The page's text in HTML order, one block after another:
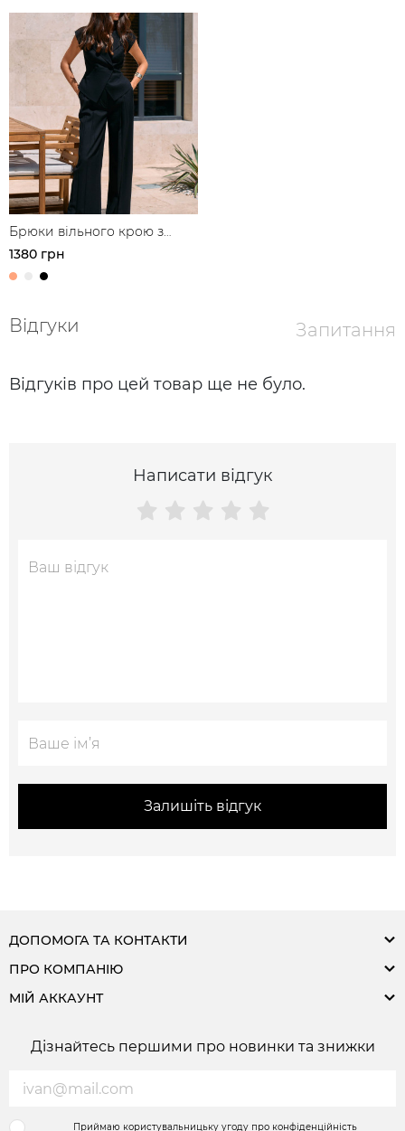
Брюки вільного крою з
защипами з льону
1380 грн
Відгуки Запитання
Відгуків про цей товар ще не було.
Написати відгук
Залишіть відгук
ДОПОМОГА ТА КОНТАКТИ
ПРО КОМПАНІЮ
МІЙ АККАУНТ
Дізнайтесь першими про новинки та знижки
Приймаю користувальницьку угоду про конфіденційність